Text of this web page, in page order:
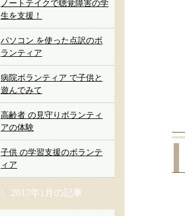
ノートテイクで聴覚障害の学
生を支援！
パソコン を使った点訳のボ
ランティア
病院ボランティア で子供と
遊んでみて
高齢者 の見守りボランティ
アの体験
子供 の学習支援のボランテ
ィア
2017年1月の記事